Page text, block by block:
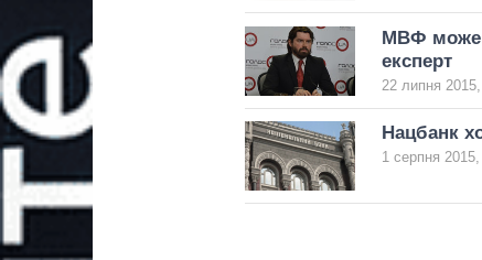
МВФ може
експерт
22 липня
Нацбанк
1 серпня